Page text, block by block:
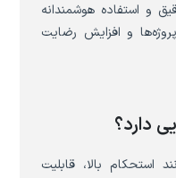
و استفاده هوشمندانه
و افزایش رضایت
دارد؟
استحکام بالا، قابلیت